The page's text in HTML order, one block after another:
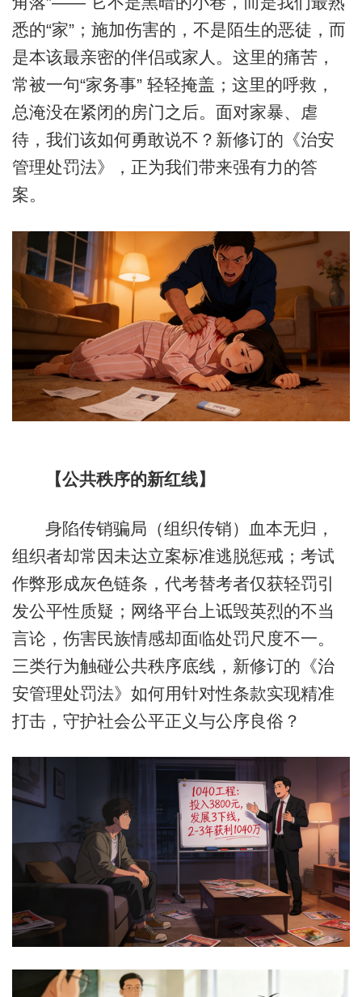
悉的“家”；施加伤害的，不是陌生的恶徒，而
是本该最亲密的伴侣或家人。这里的痛苦，
常被一句“家务事” 轻轻掩盖；这里的呼救，
总淹没在紧闭的房门之后。面对家暴、虐
待，我们该如何勇敢说不？新修订的《治安
管理处罚法》，正为我们带来强有力的答
案。
【公共秩序的新红线】
身陷传销骗局（组织传销）血本无归，
组织者却常因未达立案标准逃脱惩戒；考试
作弊形成灰色链条，代考替考者仅获轻罚引
发公平性质疑；网络平台上诋毁英烈的不当
言论，伤害民族情感却面临处罚尺度不一。
三类行为触碰公共秩序底线，新修订的《治
安管理处罚法》如何用针对性条款实现精准
打击，守护社会公平正义与公序良俗？